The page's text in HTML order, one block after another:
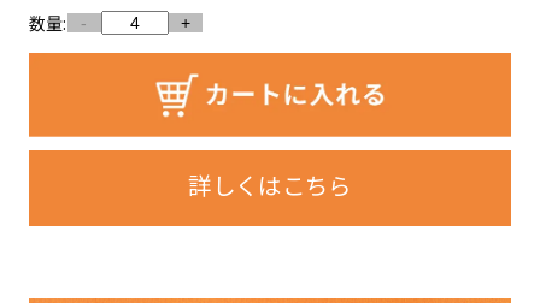
数量: - +
詳しくはこちら